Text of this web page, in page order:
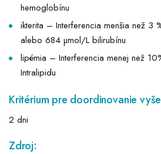
hemoglobínu
ikterita – Interferencia menšia než
alebo 684 µmol/L bilirubínu
lipémia – Interferencia menej než
Intralipidu
Kritérium pre doordinovanie
2 dni
Zdroj: